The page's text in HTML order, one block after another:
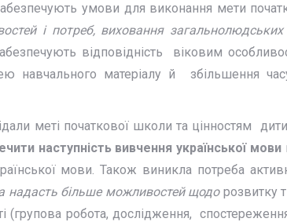
умови для виконання мети
і потреб, виховання
відповідність віковим
навчального матеріалу й збільшення
меті початкової школи та цінностям
наступність вивчення української мови
мови. Також виникла потреба
надасть більше можливостей щодо розвитку
робота, дослідження,